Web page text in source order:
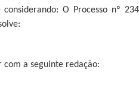
O Processo nº
com a seguinte redação: